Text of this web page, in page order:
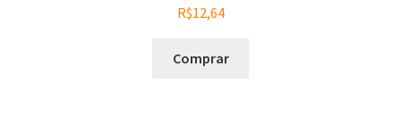
R$12,64
Comprar